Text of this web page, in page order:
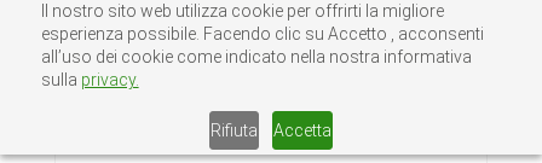
Il nostro sito web utilizza cookie per offrirti la migliore
esperienza possibile. Facendo clic su Accetto , acconsenti
all’uso dei cookie come indicato nella nostra informativa
sulla privacy.
Rifiuta Accetta
Home/Senza categoria